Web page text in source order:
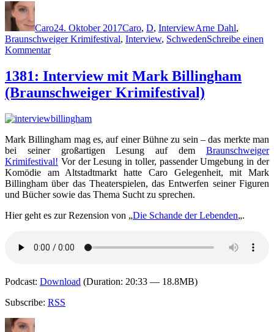
Autor
Caro24. Oktober 2017Caro, D, InterviewArne Dahl,
Braunschweiger Krimifestival, Interview, SchwedenSchreibe einen
Kommentarzu
Interview
mit
Arne
(Braunschweiger
Krimifestival)
1381: Interview mit Mark Billingham
(Braunschweiger Krimifestival)
Mark Billingham mag es, auf einer Bühne zu sein – das merkte man
bei seiner großartigen Lesung auf dem Braunschweiger
Krimifestival! Vor der Lesung in toller, passender Umgebung in der
Komödie am Altstadtmarkt hatte Caro Gelegenheit, mit Mark
Billingham über das Theaterspielen, das Entwerfen seiner Figuren
und Bücher sowie das Thema Sucht zu sprechen.
Hier geht es zur Rezension von „Die Schande der Lebenden„.
Podcast: Download (Duration: 20:33 — 18.8MB)
Subscribe: RSS
Autor